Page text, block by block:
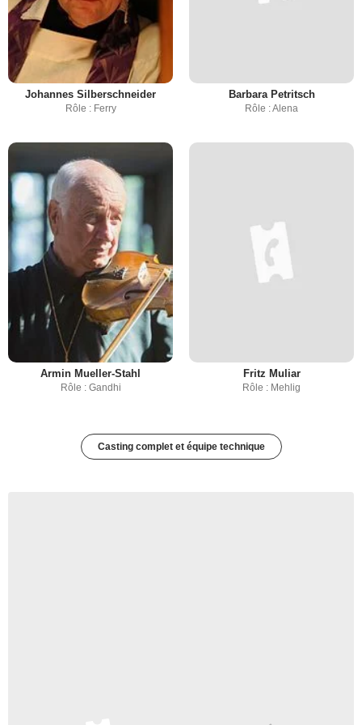
Johannes Silberschneider
Rôle : Ferry
Barbara Petritsch
Rôle : Alena
Armin Mueller-Stahl
Rôle : Gandhi
Fritz Muliar
Rôle : Mehlig
Casting complet et équipe technique